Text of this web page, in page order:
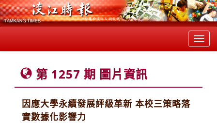
第 1257 期 圖片資訊
因應大學永續發展評級革新 本校三策略落
實數據化影響力